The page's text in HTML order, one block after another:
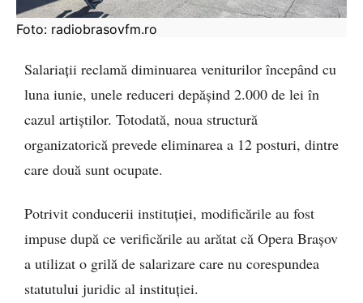
Foto: radiobrasovfm.ro
Salariații reclamă diminuarea veniturilor începând cu
luna iunie, unele reduceri depășind 2.000 de lei în
cazul artiștilor. Totodată, noua structură
organizatorică prevede eliminarea a 12 posturi, dintre
care două sunt ocupate.
Potrivit conducerii instituției, modificările au fost
impuse după ce verificările au arătat că Opera Brașov
a utilizat o grilă de salarizare care nu corespundea
statutului juridic al instituției.